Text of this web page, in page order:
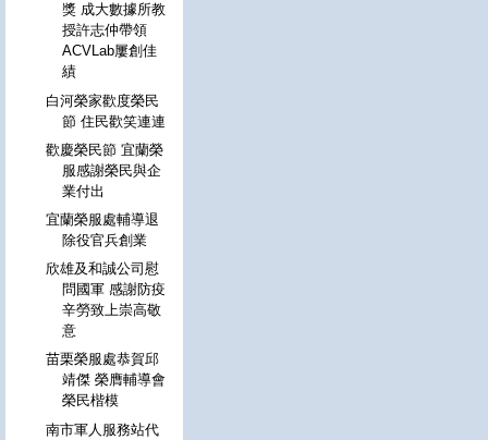
獎 成大數據所教
授許志仲帶領
ACVLab屢創佳
績
白河榮家歡度榮民
節 住民歡笑連連
歡慶榮民節 宜蘭榮
服感謝榮民與企
業付出
宜蘭榮服處輔導退
除役官兵創業
欣雄及和誠公司慰
問國軍 感謝防疫
辛勞致上崇高敬
意
苗栗榮服處恭賀邱
靖傑 榮膺輔導會
榮民楷模
南市軍人服務站代